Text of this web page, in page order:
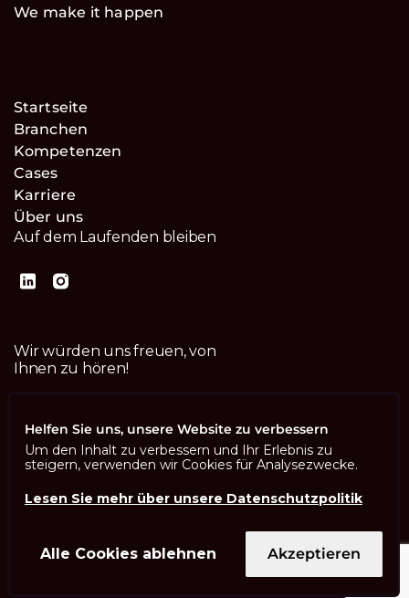
We make it happen
Startseite
Branchen
Kompetenzen
Cases
Karriere
Über uns
Auf dem Laufenden bleiben
Wir würden uns freuen, von
Ihnen zu hören!
ISO 13485
ISO/IEC 27001
Helfen Sie uns, unsere Website zu verbessern
Um den Inhalt zu verbessern und Ihr Erlebnis zu
steigern, verwenden wir Cookies für Analysezwecke.
Lesen Sie mehr über unsere Datenschutzpolitik
Alle Cookies ablehnen Akzeptieren